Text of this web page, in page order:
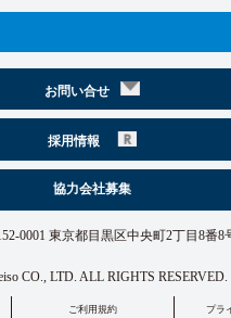
お問い合せ
採用情報
協力会社募集
0001 東京都目黒区中央町2丁目8番
CO., LTD. ALL RIGHTS RESERVED.
ご利用規約 プラ